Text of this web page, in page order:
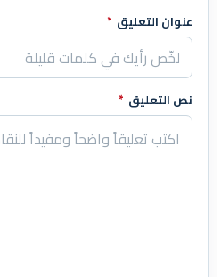
عنوان التعليق *
نص التعليق *